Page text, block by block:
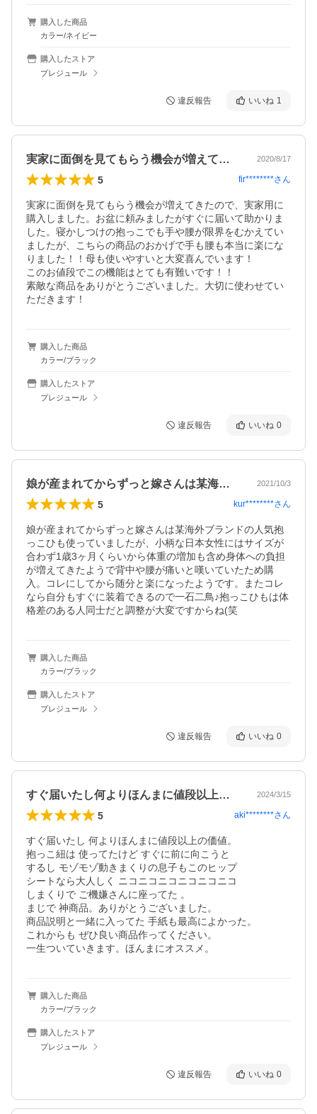
購入した商品
カラー/ネイビー
購入したストア
プレジュール
違反報告 いいね 1
実家に面倒を見てもらう機会が増えてきた… 2020/8/17
5 fir********さん
実家に面倒を見てもらう機会が増えてきたので、実家用に
購入しました。お盆に頼みましたがすぐに届いて助かりま
した。寝かしつけの抱っこでも手や腰が限界をむかえてい
ましたが、こちらの商品のおかげで手も腰も本当に楽にな
りました！！母も使いやすいと大変喜んでいます！
このお値段でこの機能はとても有難いです！！
素敵な商品をありがとうございました。大切に使わせてい
ただきます！
購入した商品
カラー/ブラック
購入したストア
プレジュール
違反報告 いいね 0
娘が産まれてからずっと嫁さんは某海外ブ… 2021/10/3
5 kur********さん
娘が産まれてからずっと嫁さんは某海外ブランドの人気抱
っこひも使っていましたが、小柄な日本女性にはサイズが
合わず1歳3ヶ月くらいから体重の増加も含め身体への負担
が増えてきたようで背中や腰が痛いと嘆いていたため購
入。コレにしてから随分と楽になったようです。またコレ
なら自分もすぐに装着できるので一石二鳥♪抱っこひもは体
格差のある人同士だと調整が大変ですからね(笑
購入した商品
カラー/ブラック
購入したストア
プレジュール
違反報告 いいね 0
すぐ届いたし何よりほんまに値段以上の価… 2024/3/15
5 aki********さん
すぐ届いたし 何よりほんまに値段以上の価値。
抱っこ紐は 使ってたけど すぐに前に向こうと
するし モゾモゾ動きまくりの息子もこのヒップ
シートなら大人しく ニコニコニコニコニコニコ
しまくりで ご機嫌さんに座ってた 。
まじで 神商品。ありがとうございました。
商品説明と一緒に入ってた 手紙も最高によかった。
これからも ぜひ良い商品作ってください。
一生ついていきます。ほんまにオススメ。
購入した商品
カラー/ブラック
購入したストア
プレジュール
違反報告 いいね 0